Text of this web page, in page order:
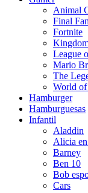
Animal
Final
Fortnite
League
Mario
The
World
Hamburger
Hamburguesas
Infantil
Aladdin
Alicia
Barney
Ben 10
Bob
Cars